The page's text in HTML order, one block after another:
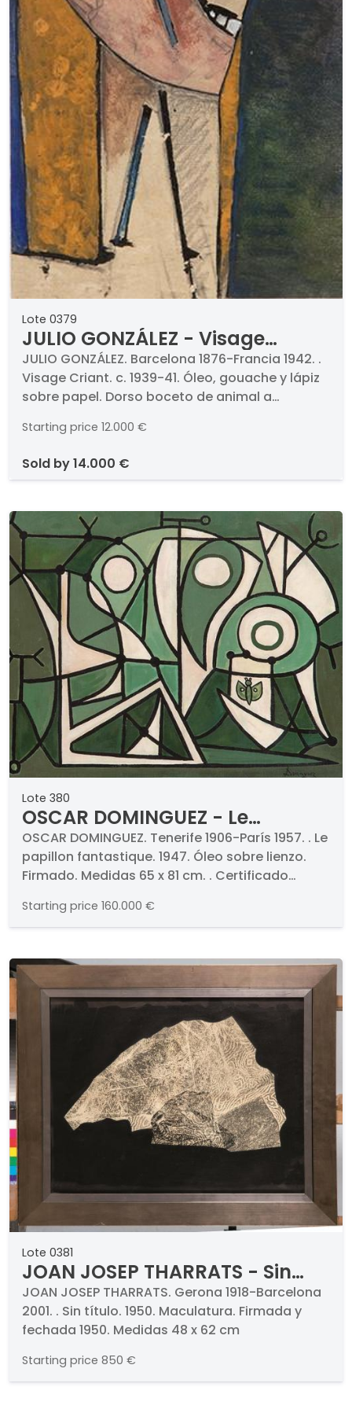
Lote 0379
JULIO GONZÁLEZ - Visage
Criant
JULIO GONZÁLEZ. Barcelona 1876-Francia 1942. .
Visage Criant. c. 1939-41. Óleo, gouache y lápiz
sobre papel. Dorso boceto de animal a
confirmada por Julio González Administration.. .
Colección particular EEUU. Colección Daniele
Madrid. . EXPOSICIONES . 1969 (marzo-abril),
"Julio gonzalez. Les matèriaux de son
expression", Saidenberg Gallery, Nueva York, cat
nº 41. . BIBLIOGRAFÍA . Josette Gilbert,
"Catalogue raissonnè des dessins de Julio
Gonzalez, Vol II. Scènes Paysannes", Ed. Carmen
Martinez, París 1975, pág 329
Starting price 12.000 €
sold by14.000 €
Lote 380
OSCAR DOMINGUEZ - Le
papillon fantastique
OSCAR DOMINGUEZ. Tenerife 1906-París 1957. . Le
papillon fantastique. 1947. Óleo sobre lienzo.
Firmado. Medidas 65 x 81 cm. . Certificado
Dominguez. . PROCEDENCIA . Colección Jean y
Margareth Krebs, Bruselas (Bélgica). Christie’s
Oriol, Barcelona. Colección particular,
Barcelona. . . EXPOSICIONES . 1971 , "Surrealisme",
BP Belgium, Anversa (Bélgica) (se adjunta
etiqueta). 1989, "Dada & Surrealism", Christie’s
Starting price 160.000 €
Lote 0381
JOAN JOSEP THARRATS - Sin
título
JOAN JOSEP THARRATS. Gerona 1918-Barcelona
2001. . Sin título. 1950. Maculatura. Firmada y
fechada 1950. Medidas 48 x 62 cm
Starting price 850 €